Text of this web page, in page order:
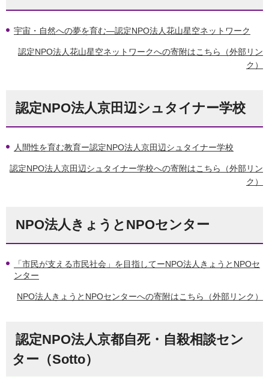
宇宙・自然への夢を育む―認定NPO法人花山星空ネットワーク
認定NPO法人花山星空ネットワークへの寄附はこちら（外部リン
ク）
認定NPO法人京田辺シュタイナー学校
人間性を育む教育ー認定NPO法人京田辺シュタイナー学校
認定NPO法人京田辺シュタイナー学校への寄附はこちら（外部リン
ク）
NPO法人きょうとNPOセンター
「市民が支える市民社会」を目指してーNPO法人きょうとNPOセ
ンター
NPO法人きょうとNPOセンターへの寄附はこちら（外部リンク）
認定NPO法人京都自死・自殺相談セン
ター（Sotto）